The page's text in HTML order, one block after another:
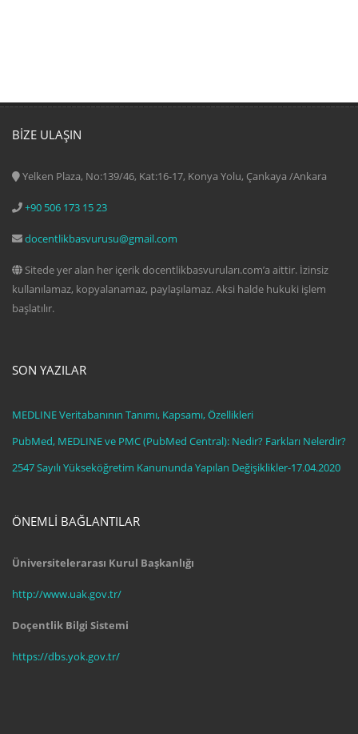
BIZE ULAŞIN
Yelken Plaza, No:139/46, Kat:16-17, Konya Yolu, Çankaya /Ankara
+90 506 173 15 23
docentlikbasvurusu@gmail.com
Sitede yer alan her içerik docentlikbasvuruları.com’a aittir. İzinsiz
kullanılamaz, kopyalanamaz, paylaşılamaz. Aksi halde hukuki işlem
başlatılır.
SON YAZILAR
MEDLINE Veritabanının Tanımı, Kapsamı, Özellikleri
PubMed, MEDLINE ve PMC (PubMed Central): Nedir? Farkları Nelerdir?
2547 Sayılı Yükseköğretim Kanununda Yapılan Değişiklikler-17.04.2020
ÖNEMLI BAĞLANTILAR
Üniversitelerarası Kurul Başkanlığı
http://www.uak.gov.tr/
Doçentlik Bilgi Sistemi
https://dbs.yok.gov.tr/